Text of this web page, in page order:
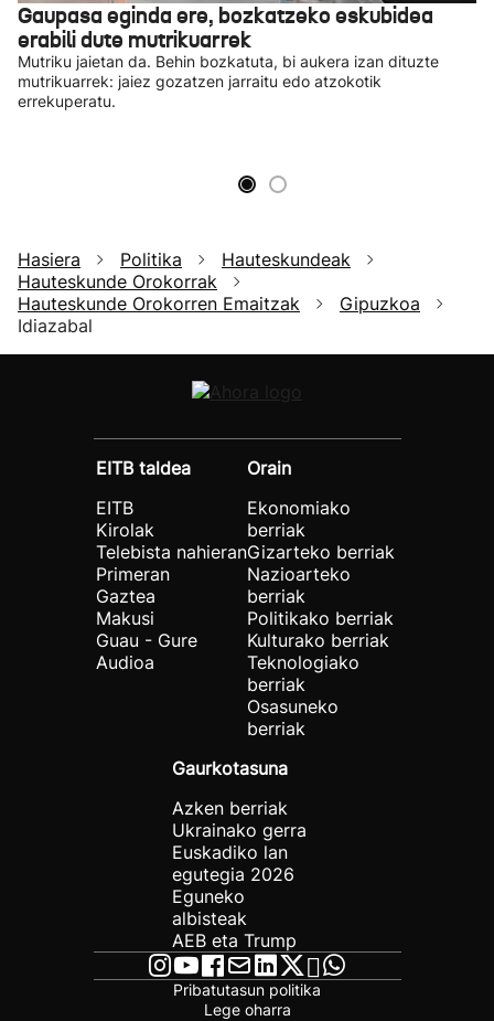
Gaupasa eginda ere, bozkatzeko eskubidea
erabili dute mutrikuarrek
Mutriku jaietan da. Behin bozkatuta, bi aukera izan dituzte
mutrikuarrek: jaiez gozatzen jarraitu edo atzokotik
errekuperatu.
Hasiera Politika
Hauteskundeak
Hauteskunde Orokorrak
Hauteskunde Orokorren Emaitzak
Gipuzkoa
Idiazabal
EITB taldea
EITB
Kirolak
Telebista nahieran
Primeran
Gaztea
Makusi
Guau - Gure
Audioa
Orain
Ekonomiako
berriak
Gizarteko berriak
Nazioarteko
berriak
Politikako berriak
Kulturako berriak
Teknologiako
berriak
Osasuneko
berriak
Gaurkotasuna
Azken berriak
Ukrainako gerra
Euskadiko lan
egutegia 2026
Eguneko
albisteak
AEB eta Trump
Pribatutasun politika
Lege oharra